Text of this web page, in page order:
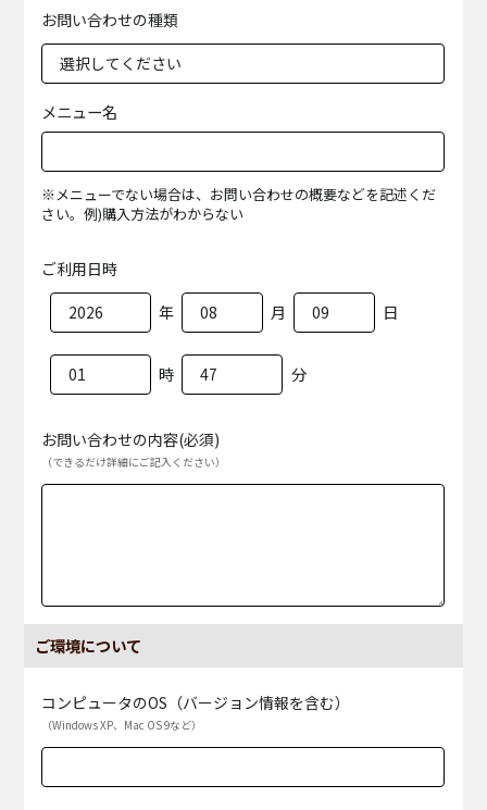
お問い合わせの種類
メニュー名
※メニューでない場合は、お問い合わせの概要などを記述くだ
さい。例)購入方法がわからない
ご利用日時
年 月 日
時 分
お問い合わせの内容(必須)
（できるだけ詳細にご記入ください）
ご環境について
コンピュータのOS（バージョン情報を含む）
（Windows XP、Mac OS 9など）